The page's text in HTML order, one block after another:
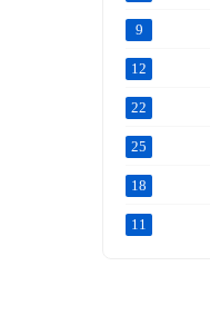
9
12
22
25
18
11